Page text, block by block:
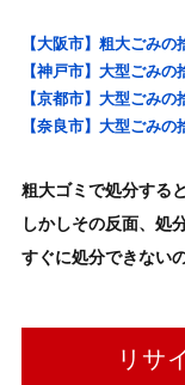
【大阪市】粗大ごみの
【神戸市】大型ごみの
【京都市】大型ごみの
【奈良市】大型ごみの
粗大ゴミで処分する
しかしその反面、処
すぐに処分できない
リサ